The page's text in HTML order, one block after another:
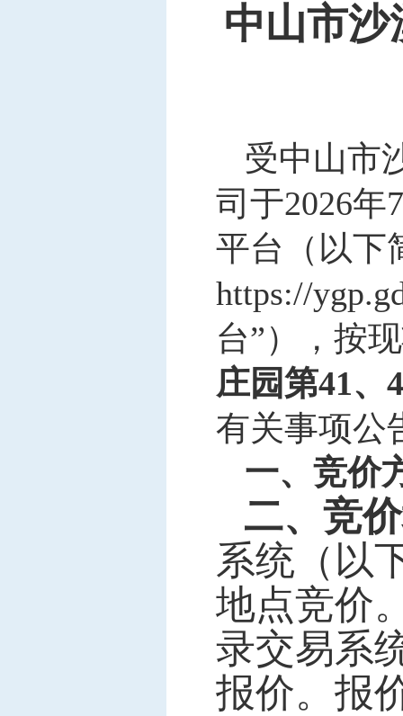
项目公告
招投标公开信息
中山市沙
受中山市
司于2026年
平台（以下
https://
台”）， 按
庄园第41、
有关事项公
一、竞价
二、竞
系统（以
地点竞价
录交易系
报价。报